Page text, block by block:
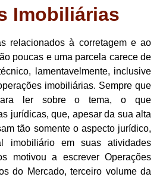
Imobiliárias
relacionados à corretagem e ao
poucas e uma parcela carece de
lamentavelmente, inclusive
imobiliárias. Sempre que
ler sobre o tema, o que
jurídicas, que, apesar da sua alta
tão somente o aspecto jurídico,
imobiliário em suas atividades
motivou a escrever Operações
do Mercado, terceiro volume da